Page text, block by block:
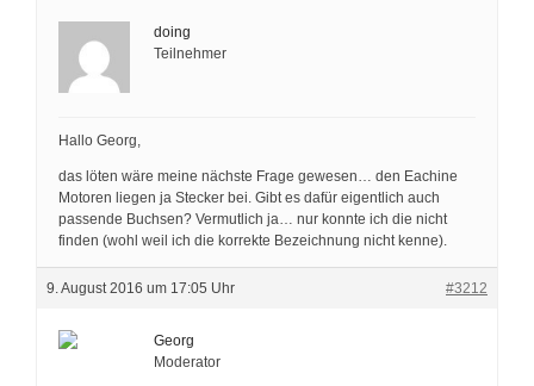
doing
Teilnehmer
Hallo Georg,
das löten wäre meine nächste Frage gewesen… den Eachine
Motoren liegen ja Stecker bei. Gibt es dafür eigentlich auch
passende Buchsen? Vermutlich ja… nur konnte ich die nicht
finden (wohl weil ich die korrekte Bezeichnung nicht kenne).
9. August 2016 um 17:05 Uhr #3212
Georg
Moderator